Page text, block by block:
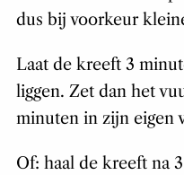
dus bij voorkeur
Laat de kreeft 3
liggen. Zet dan het
minuten in zijn eigen
Of: haal de kreeft na